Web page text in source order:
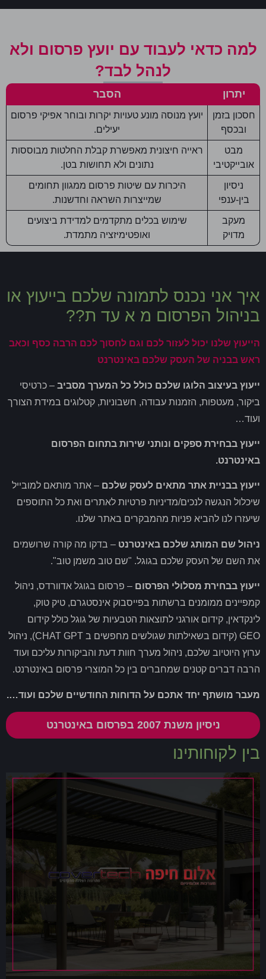
למה כדאי לעבוד עם יועץ פרסום ולא
לנהל לבד?
יתרון הסבר
חסכון בזמן
ובכסף
יועץ מנוסה מונע טעויות יקרות ובוחר אפיקי פרסום
יעילים.
מבט
אובייקטיבי
ראייה חיצונית מאפשרת קבלת החלטות מבוססות
נתונים ולא תחושות בטן.
ניסיון
בין-ענפי
היכרות עם שיטות פרסום ממגוון תחומים
שמייצרות השראה וחדשנות.
מעקב
מדויק
שימוש בכלים מתקדמים למדידת ביצועים
ואופטימיזציה מתמדת.
איך אני נכנס לתמונה שלכם בייעוץ או
בניהול הפרסום מ א עד ת??
הייעוץ שלנו יכול לעזור לכם וגם לחסוך לכם הרבה כסף וכאב
ראש בבניה של העסק שלכם באינטרנט
ייעוץ בעיצוב הלוגו שלכם כולל כל המערך מסביב – כרטיסי
ביקור, מעטפות, הזמנות עבודה, חשבוניות, קטלוגים במידת הצורך
ועוד…
ייעוץ בבחירת ספקים ונותני שירות בתחום הפרסום
באינטרנט.
ייעוץ בבניית אתר מתאים לעסק שלכם – אתר מותאם למובייל
שיכלול הנגשה לנכים/מדיניות פרטיות לאתרים ואת כל התוספים
שיעזרו לנו להביא פניות מהמבקרים באתר שלנו.
ניהול שם המותג שלכם באינטרנט – בדקו מה קורה שרושמים
את השם של העסק שלכם בגוגל. "שם טוב משמן טוב".
ייעוץ בבחירת מסלולי הפרסום – פרסום בגוגל אדוורדס, ניהול
קמפיינים ממומנים ברשתות בפייסבוק אינסטגרם, טיק טוק,
לינקדאין, קידום אורגני לתוצאות הטבעיות של גוגל כולל קידום
GEO (קידום בשאילתות שגולשים מחפשים ב CHAT GPT), ניהול
ערוץ היוטיוב שלכם, ניהול מערך חוות דעת והביקורות עליכם ועוד
הרבה דברים קטנים שמחברים בין כל המוצרי פרסום באינטרנט.
מעבר מושתף יחד אתכם על הדוחות החודשיים שלכם ועוד….
ניסיון משנת 2007 בפרסום באינטרנט
בין לקוחותינו